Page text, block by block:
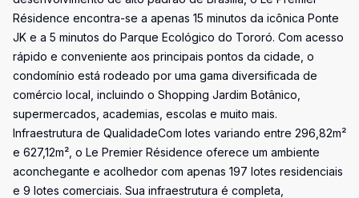
Résidence encontra-se a apenas 15 minutos da icônica Ponte
JK e a 5 minutos do Parque Ecológico do Tororó. Com acesso
rápido e conveniente aos principais pontos da cidade, o
condomínio está rodeado por uma gama diversificada de
comércio local, incluindo o Shopping Jardim Botânico,
supermercados, academias, escolas e muito mais.
Infraestrutura de QualidadeCom lotes variando entre 296,82m²
e 627,12m², o Le Premier Résidence oferece um ambiente
aconchegante e acolhedor com apenas 197 lotes residenciais
e 9 lotes comerciais. Sua infraestrutura é completa,